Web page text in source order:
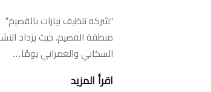
“شركه تنظيف بيارات
منطقة القصيم، حيث يزداد
السكاني والعمراني يومًا…
اقرأ المزيد